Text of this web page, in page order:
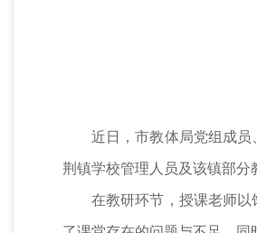
近日，市教体局党组成员、
荆镇学校管理人员及该镇部分
在教研环节，授课老师以饱